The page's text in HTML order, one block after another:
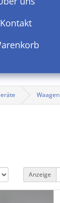
Kontakt
Waagen
Anzeige